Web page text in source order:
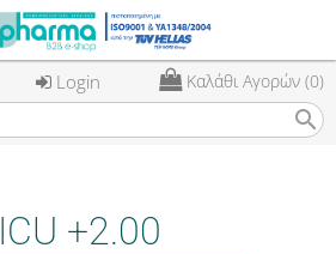
Login Καλάθι Αγορών (0)
search
ICU +2.00